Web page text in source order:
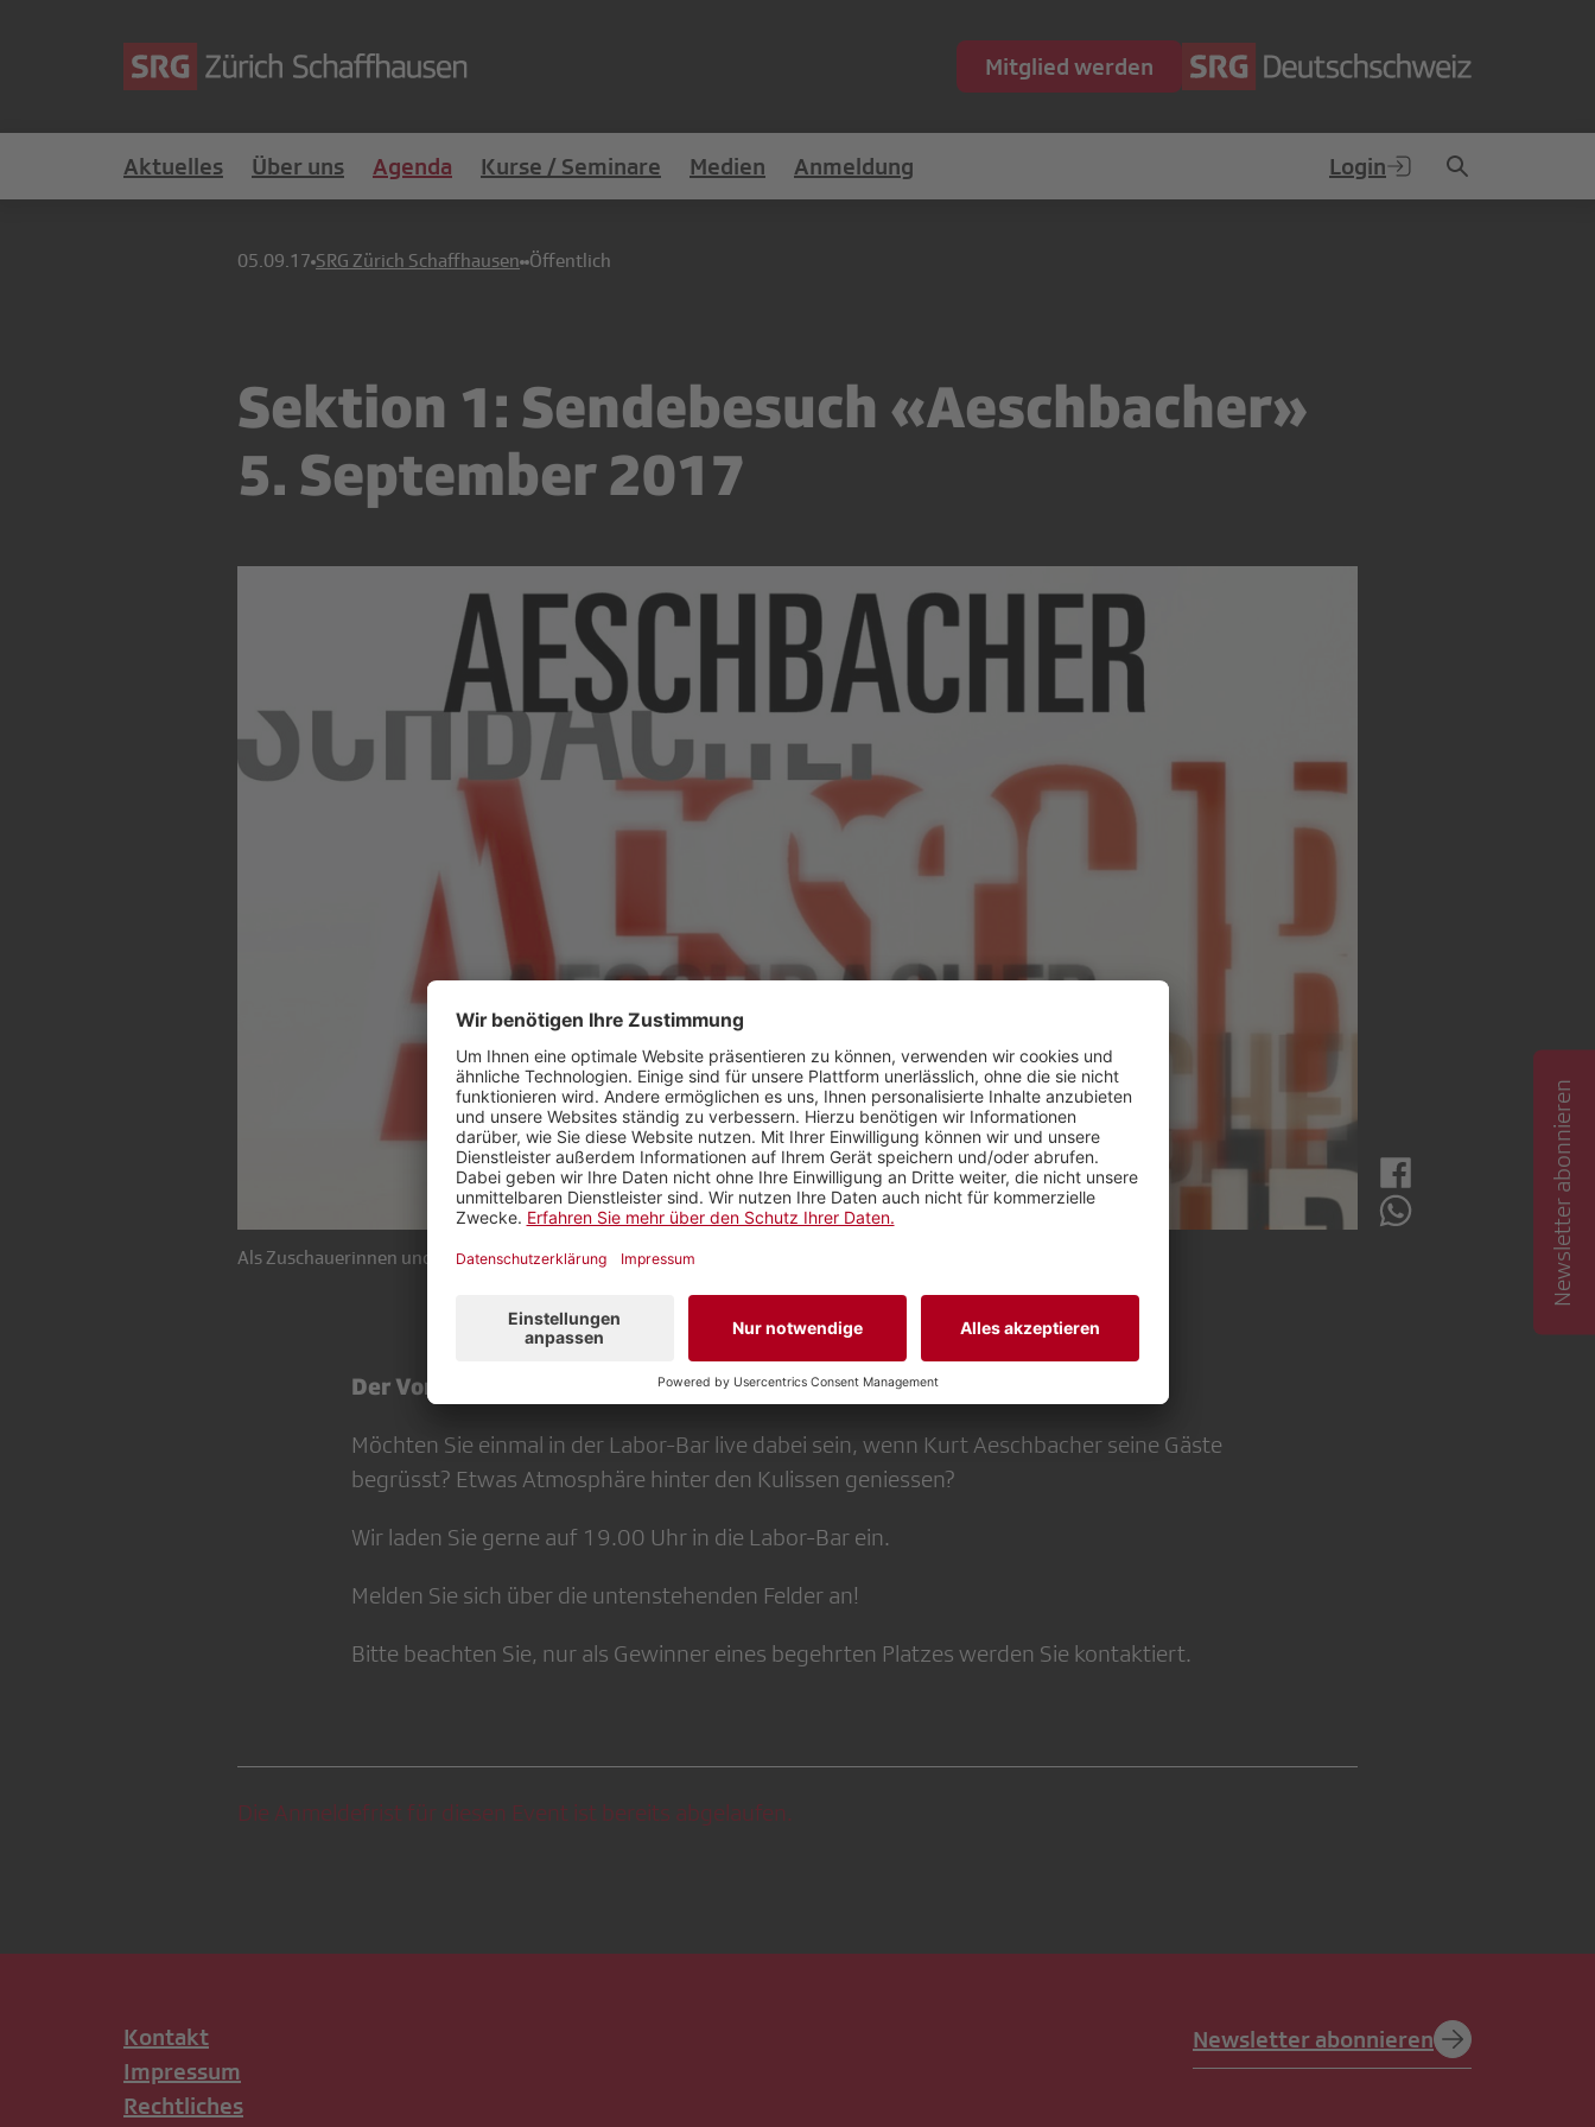
Mitglied werden
Aktuelles Über uns Agenda Kurse / Seminare Medien Anmeldung Login
05.09.17 SRG Zürich Schaffhausen Öffentlich
Sektion 1: Sendebesuch «Aeschbacher»
5. September 2017
Als Zuschauerinnen und Zuschauer in der Fernseh-Sendung "Aeschbacher". Copyright: SRF
Der Vorstand der Sektion 1 lädt seine Mitglieder zu «Aeschbacher» ein.
Möchten Sie einmal in der Labor-Bar live dabei sein, wenn Kurt Aeschbacher seine Gäste
begrüsst? Etwas Atmosphäre hinter den Kulissen geniessen?
Wir laden Sie gerne auf 19.00 Uhr in die Labor-Bar ein.
Melden Sie sich über die untenstehenden Felder an!
Bitte beachten Sie, nur als Gewinner eines begehrten Platzes werden Sie kontaktiert.
Die Anmeldefrist für diesen Event ist bereits abgelaufen.
Newsletter abonnieren
Kontakt
Impressum
Rechtliches
Newsletter abonnieren